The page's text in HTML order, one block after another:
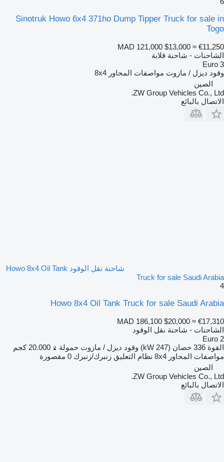
Sinotruk Howo 6x4 371ho Dump Tipper Truck for sale in
Togo
MAD 121,000 $13,000 ≈ €11,250
الشاحنات - شاحنة قلابة
Euro 3
وقود ديزل / مازوت مواصفات المحاور 8x4
الصين
ZW Group Vehicles Co., Ltd.
الاتصال بالبائع
شاحنة نقل الوقود Howo 8x4 Oil Tank
Truck for sale Saudi Arabia
4
Howo 8x4 Oil Tank Truck for sale Saudi Arabia
MAD 186,100 $20,000 ≈ €17,310
الشاحنات - شاحنة نقل الوقود
Euro 2
القوة 336 حصان (247 kW) وقود ديزل / مازوت حمولة
20.000 كجم
مواصفات المحاور 8x4 نظام التعليق زنبرك/زنبرك 0 مقصورة
الصين
ZW Group Vehicles Co., Ltd.
الاتصال بالبائع